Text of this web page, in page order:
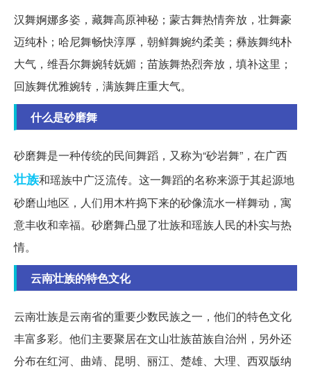
汉舞婀娜多姿，藏舞高原神秘；蒙古舞热情奔放，壮舞豪
迈纯朴；哈尼舞畅快淳厚，朝鲜舞婉约柔美；彝族舞纯朴
大气，维吾尔舞婉转妩媚；苗族舞热烈奔放，填补这里；
回族舞优雅婉转，满族舞庄重大气。
什么是砂磨舞
砂磨舞是一种传统的民间舞蹈，又称为“砂岩舞”，在广西
壮族和瑶族中广泛流传。这一舞蹈的名称来源于其起源地
砂磨山地区，人们用木杵捣下来的砂像流水一样舞动，寓
意丰收和幸福。砂磨舞凸显了壮族和瑶族人民的朴实与热
情。
云南壮族的特色文化
云南壮族是云南省的重要少数民族之一，他们的特色文化
丰富多彩。他们主要聚居在文山壮族苗族自治州，另外还
分布在红河、曲靖、昆明、丽江、楚雄、大理、西双版纳